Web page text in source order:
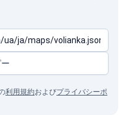
利用規約およびプライバシーポ